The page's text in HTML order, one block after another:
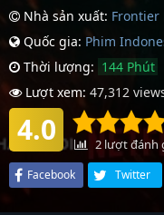
Nhà sản xuất: Frontier
Quốc gia: Phim
Thời lượng: 144 Phút
Lượt xem: 47,312
4.0 2 lượt đánh
Facebook Twitter